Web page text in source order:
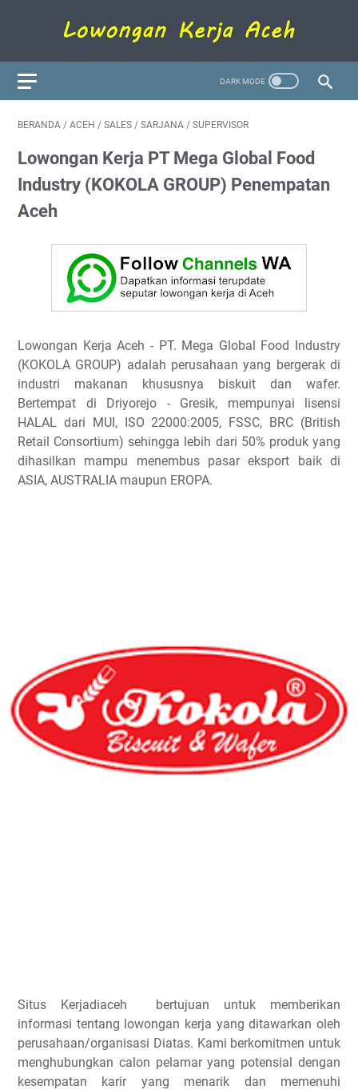
BERANDA / ACEH / SALES / SARJANA / SUPERVISOR
Lowongan Kerja PT Mega Global Food
Industry (KOKOLA GROUP) Penempatan
Aceh
Lowongan Kerja Aceh - PT. Mega Global Food Industry
(KOKOLA GROUP) adalah perusahaan yang bergerak di
industri makanan khususnya biskuit dan wafer.
Bertempat di Driyorejo - Gresik, mempunyai lisensi
HALAL dari MUI, ISO 22000:2005, FSSC, BRC (British
Retail Consortium) sehingga lebih dari 50% produk yang
dihasilkan mampu menembus pasar eksport baik di
ASIA, AUSTRALIA maupun EROPA.
Situs Kerjadiaceh bertujuan untuk memberikan
informasi tentang lowongan kerja yang ditawarkan oleh
perusahaan/organisasi Diatas. Kami berkomitmen untuk
menghubungkan calon pelamar yang potensial dengan
kesempatan karir yang menarik dan memenuhi